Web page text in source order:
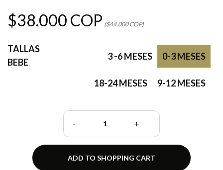
$38.000 COP ($44.000 COP)
TALLAS
BEBE
0-3 MESES
3 -6 MESES
9-12 MESES
18-24 MESES
- +